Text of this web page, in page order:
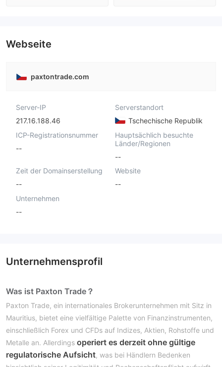
MT4-Volllizenz
Webseite
paxtontrade.com
Server-IP
217.16.188.46
Serverstandort
Tschechische Republik
ICP-Registrationsnummer
--
Hauptsächlich besuchte
Länder/Regionen
--
Zeit der Domainserstellung
--
Website
--
Unternehmen
--
Unternehmensprofil
Was ist Paxton Trade？
Paxton Trade, ein internationales Brokerunternehmen mit Sitz in
Mauritius, bietet eine vielfältige Palette von Finanzinstrumenten,
einschließlich Forex und CFDs auf Indizes, Aktien, Rohstoffe und
Metalle an. Allerdings operiert es derzeit ohne gültige
regulatorische Aufsicht, was bei Händlern Bedenken